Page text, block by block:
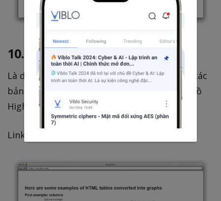
10. jQuery HighchartTable
Là dạng plugin jQuery cho phép chuyển đổi các
bảng dữ liệu HTML của bạn thành các biểu đồ
Highcharts ưa thích.
Link tham khảo: